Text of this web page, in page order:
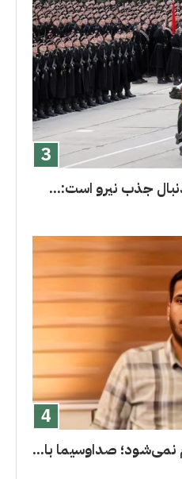
جذب نیرو است:...
صداوسیما با...